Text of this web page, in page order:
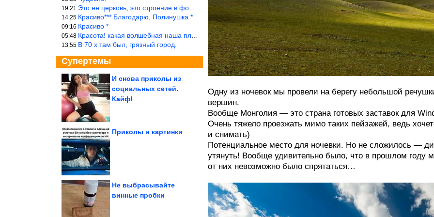
19:21 Это не церковь, это строение в форме церкви.
14:25 Красиво*** Благодарю, Полинушка *
09:16 Красиво *
05:48 Красота! какая волшебная наша планета!… еще-бы, мы понимали это…
13:55 В 70 х там был, грязный город.
Супертемы
И снова приколы из
социальных сетей.
Кайф!
ДТП. Подборка на
Июль 2026
Приколы и картинки
Не выбрасывайте
винные пробки
Одну из ночевок мы провели на берегу небольшой
вершин.
Вообще Монголия — это страна готовых заставок для
Очень тяжело проезжать мимо таких пейзажей, ведь
и снимать)
Потенциальное место для ночевки. Но не сложилось —
утянуть! Вообще удивительно было, что в прошлом году
от них невозможно было спрятаться…